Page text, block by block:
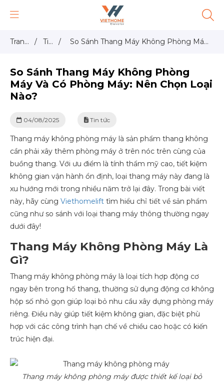
Trang / Tin / So Sánh Thang Máy Không Phòng Máy
So Sánh Thang Máy Không Phòng
Máy Và Có Phòng Máy: Nên Chọn Loại
Nào?
04/08/2025 Tin tức
Thang máy không phòng máy là sản phẩm thang không
cần phải xây thêm phòng máy ở trên nóc trên cùng của
buồng thang. Với ưu điểm là tính thẩm mỹ cao, tiết kiệm
không gian vận hành ổn định, loại thang máy này đang là
xu hướng mới trong nhiều năm trở lại đây. Trong bài viết
này, hãy cùng Viethomelift tìm hiểu chỉ tiết về sản phẩm
cũng như so sánh với loại thang máy thông thường ngay
dưới đây!
Thang Máy Không Phòng Máy Là
Gì?
Thang máy không phòng máy là loại tích hợp động cơ
ngay bên trong hố thang, thường sử dụng động cơ không
hộp số nhỏ gọn giúp loại bỏ nhu cầu xây dựng phòng máy
riêng. Điều này giúp tiết kiệm không gian, đặc biệt phù
hợp với các công trình hạn chế về chiều cao hoặc có kiến
trúc hiện đại.
Thang máy không phòng máy được thiết kế loại bỏ